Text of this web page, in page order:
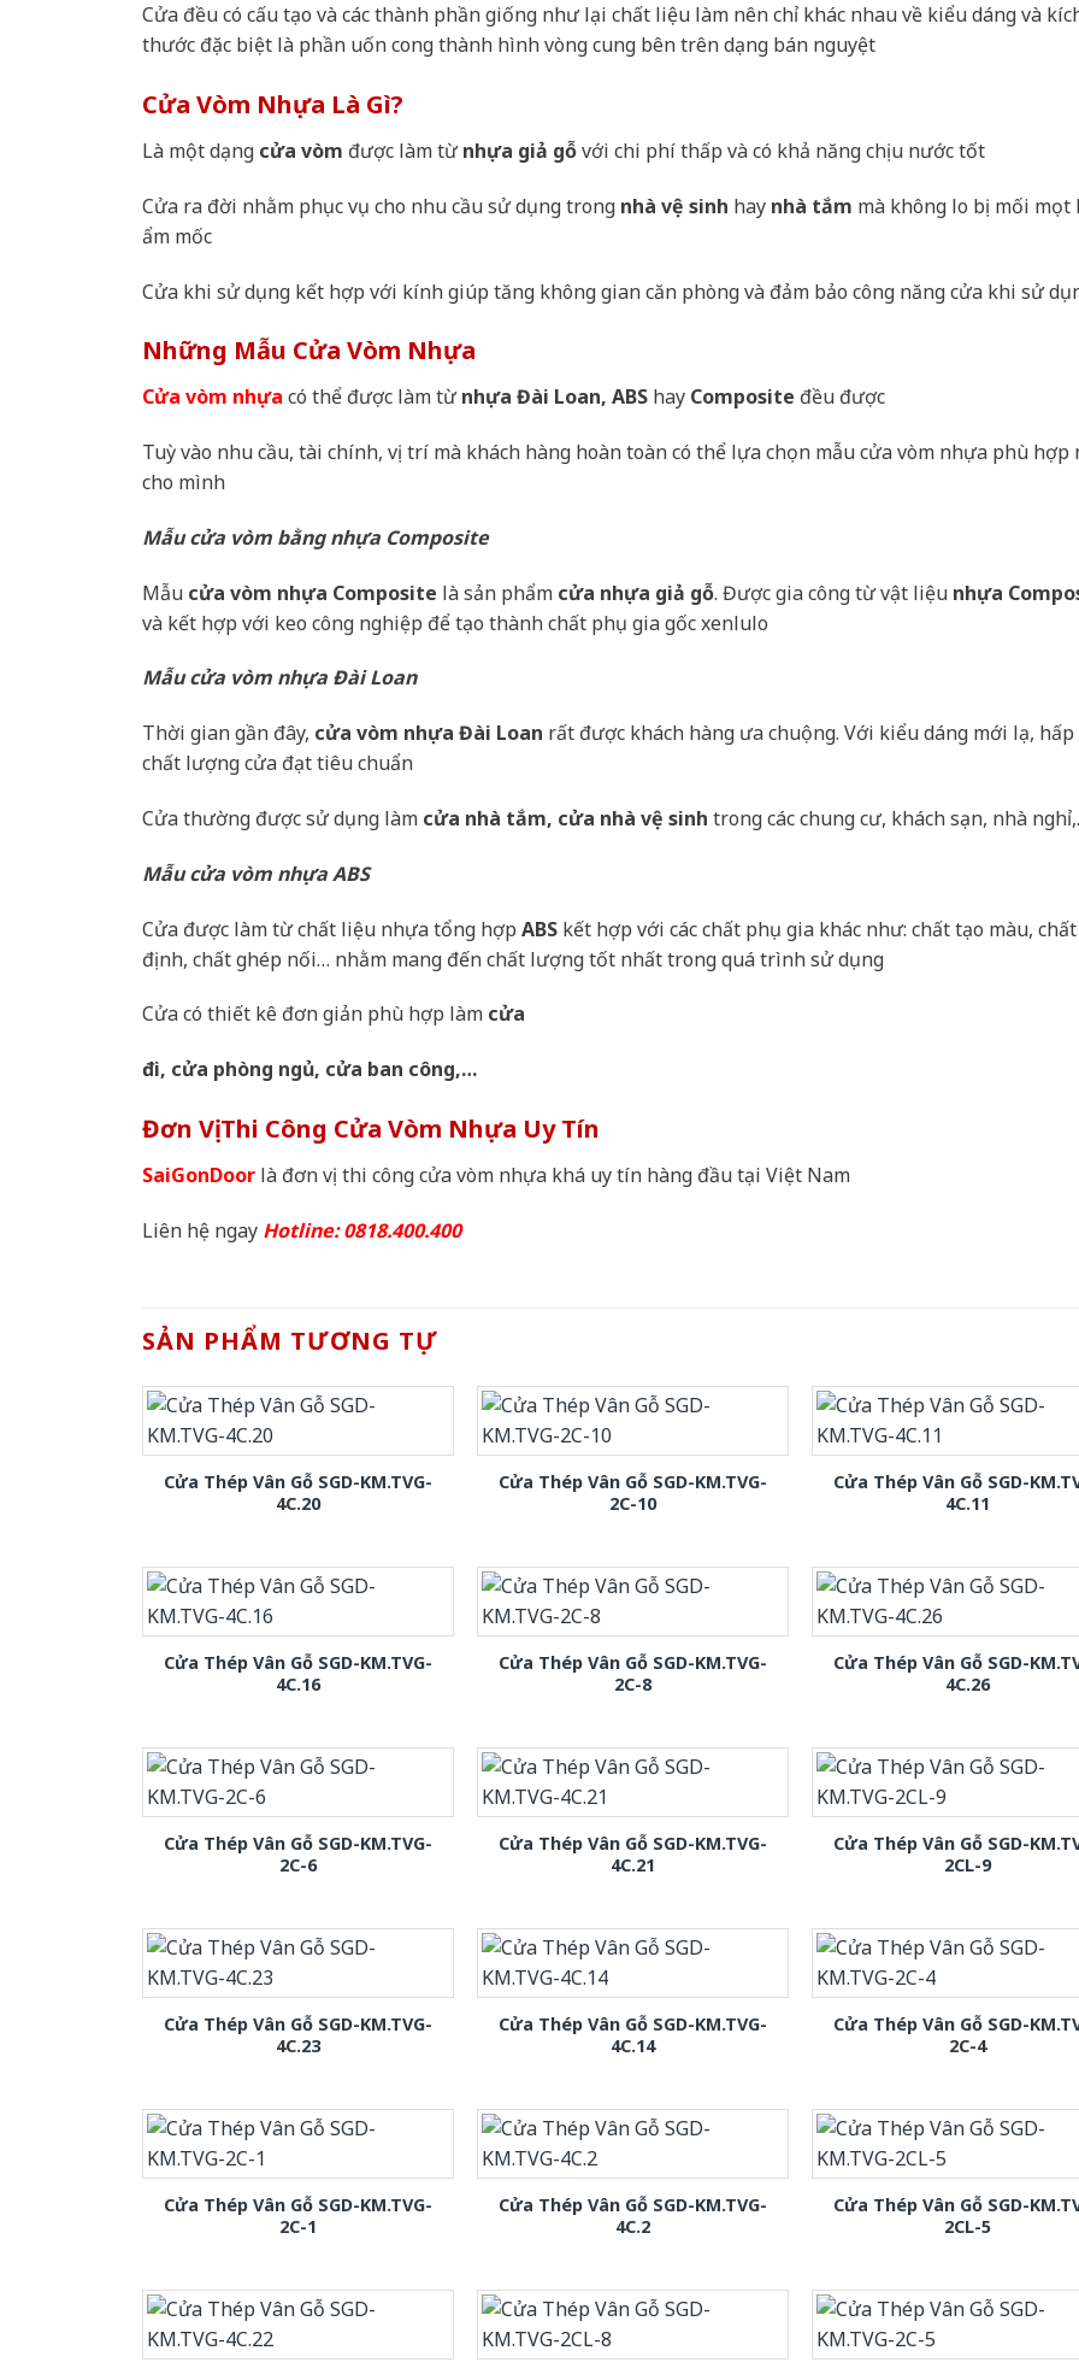
Cửa đều có cấu tạo và các thành phần giống như lại chất liệu làm nên chỉ khác nhau về kiểu dáng và
thước đặc biệt là phần uốn cong thành hình vòng cung bên trên dạng bán nguyệt
Cửa Vòm Nhựa Là Gì?
Là một dạng cửa vòm được làm từnhựa giả gỗvới chi phí thấp và có khả năng chịu nước tốt
Cửa ra đời nhằm phục vụ cho nhu cầu sử dụng trong nhà vệ sinh hay nhà tắm mà không lo bị mối mọt
ẩm mốc
Cửa khi sử dụng kết hợp với kính giúp tăng không gian căn phòng và đảm bảo công năng cửa khi sử
Những Mẫu Cửa Vòm Nhựa
Cửa vòm nhựa có thể được làm từnhựa Đài Loan, ABS hay Composite đều được
Tuỳ vào nhu cầu, tài chính, vị trí mà khách hàng hoàn toàn có thể lựa chọn mẫu cửa vòm nhựa phù hợp
cho mình
Mẫu cửa vòm bằng nhựa Composite
Mẫu cửa vòm nhựa Composite là sản phẩm cửa nhựa giả gỗ. Được gia công từ vật liệu nhựa
và kết hợp với keo công nghiệp để tạo thành chất phụ gia gốc xenlulo
Mẫu cửa vòm nhựa Đài Loan
Thời gian gần đây, cửa vòm nhựa Đài Loan rất được khách hàng ưa chuộng. Với kiểu dáng mới lạ, hấp
chất lượng cửa đạt tiêu chuẩn
Cửa thường được sử dụng làm cửa nhà tắm, cửa nhà vệ sinh trong các chung cư, khách sạn, nhà
Mẫu cửa vòm nhựa ABS
Cửa được làm từ chất liệu nhựa tổng hợp ABS kết hợp với các chất phụ gia khác như: chất tạo màu,
định, chất ghép nối… nhằm mang đến chất lượng tốt nhất trong quá trình sử dụng
Cửa có thiết kê đơn giản phù hợp làm cửa
đi, cửa phòng ngủ, cửa ban công,…
Đơn Vị Thi Công Cửa Vòm Nhựa Uy Tín
SaiGonDoor là đơn vị thi công cửa vòm nhựa khá uy tín hàng đầu tại Việt Nam
Liên hệ ngay Hotline: 0818.400.400
SẢN PHẨM TƯƠNG TỰ
Cửa Thép Vân Gỗ SGD-KM.TVG-
4C.20
Cửa Thép Vân Gỗ SGD-KM.TVG-
2C-10
Cửa Thép Vân Gỗ SGD-
4C.11
Cửa Thép Vân Gỗ SGD-KM.TVG-
4C.16
Cửa Thép Vân Gỗ SGD-KM.TVG-
2C-8
Cửa Thép Vân Gỗ SGD-
4C.26
Cửa Thép Vân Gỗ SGD-KM.TVG-
2C-6
Cửa Thép Vân Gỗ SGD-KM.TVG-
4C.21
Cửa Thép Vân Gỗ SGD-
2CL-9
Cửa Thép Vân Gỗ SGD-KM.TVG-
4C.23
Cửa Thép Vân Gỗ SGD-KM.TVG-
4C.14
Cửa Thép Vân Gỗ SGD-
2C-4
Cửa Thép Vân Gỗ SGD-KM.TVG-
2C-1
Cửa Thép Vân Gỗ SGD-KM.TVG-
4C.2
Cửa Thép Vân Gỗ SGD-
2CL-5